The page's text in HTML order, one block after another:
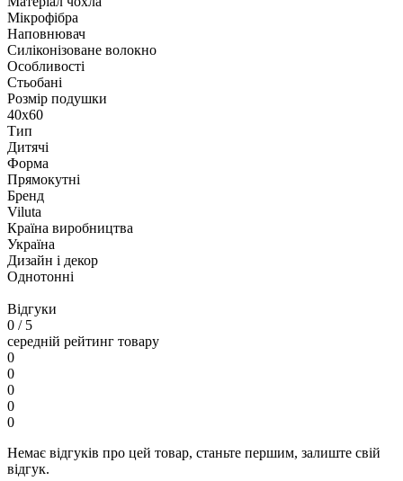
Мікрофібра
Наповнювач
Силіконізоване волокно
Особливості
Стьобані
Розмір подушки
40х60
Тип
Дитячі
Форма
Прямокутні
Бренд
Viluta
Країна виробництва
Україна
Дизайн і декор
Однотонні
Відгуки
0 / 5
середній рейтинг товару
0
0
0
0
0
Немає відгуків про цей товар, станьте першим, залиште свій
відгук.